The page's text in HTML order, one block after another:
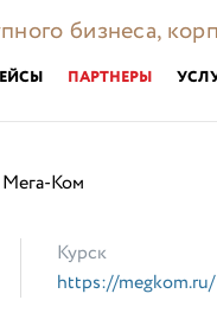
бизнеса,
ПАРТНЕРЫ
Мега-Ком
Курск
https://megkom.ru/